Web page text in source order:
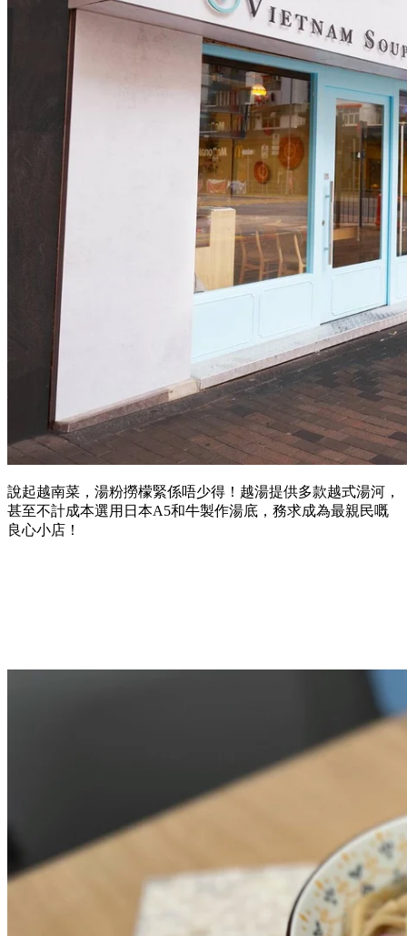
說起越南菜，湯粉撈檬緊係唔少得！越湯提供多款越式湯河，
甚至不計成本選用日本A5和牛製作湯底，務求成為最親民嘅
良心小店！